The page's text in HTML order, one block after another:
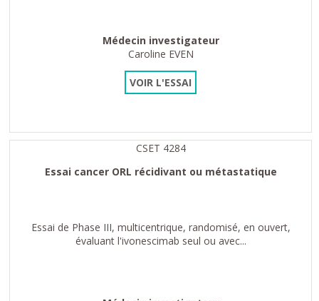
Médecin investigateur
Caroline EVEN
VOIR L'ESSAI
CSET 4284
Essai cancer ORL récidivant ou métastatique
Essai de Phase III, multicentrique, randomisé, en ouvert,
évaluant l'ivonescimab seul ou avec...